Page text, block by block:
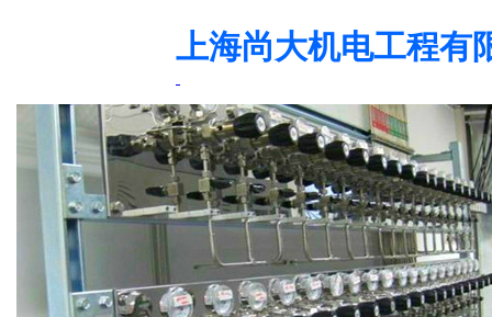
上海尚大机电工程有